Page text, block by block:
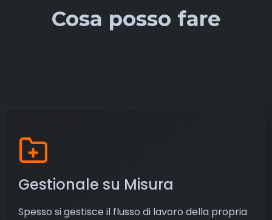
Cosa posso fare
Gestionale su Misura
Spesso si gestisce il flusso di lavoro della propria